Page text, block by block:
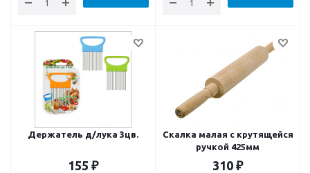
Держатель д/лука 3цв.
155 ₽
Скалка малая с крутящейся
ручкой 425мм
310 ₽